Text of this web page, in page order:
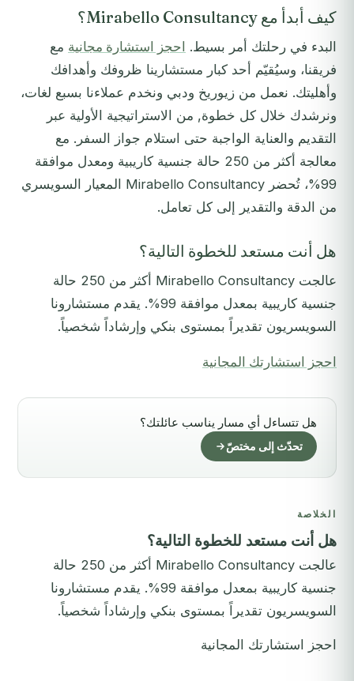
كيف أبدأ مع Mirabello Consultancy؟
البدء في رحلتك أمر بسيط. احجز استشارة مجانية مع
فريقنا، وسيُقيّم أحد كبار مستشارينا ظروفك وأهدافك
وأهليتك. نعمل من زيوريخ ودبي ونخدم عملاءنا بسبع لغات،
ونرشدك خلال كل خطوة, من الاستراتيجية الأولية عبر
التقديم والعناية الواجبة حتى استلام جواز السفر. مع
معالجة أكثر من 250 حالة جنسية كاريبية ومعدل موافقة
99%، تُحضر Mirabello Consultancy المعيار السويسري
من الدقة والتقدير إلى كل تعامل.
هل أنت مستعد للخطوة التالية؟
عالجت Mirabello Consultancy أكثر من 250 حالة
جنسية كاريبية بمعدل موافقة 99%. يقدم مستشارونا
السويسريون تقديراً بمستوى بنكي وإرشاداً شخصياً.
احجز استشارتك المجانية
هل تتساءل أي مسار يناسب عائلتك؟
تحدّث إلى مختصّ
الخلاصة
هل أنت مستعد للخطوة التالية؟
عالجت Mirabello Consultancy أكثر من 250 حالة
جنسية كاريبية بمعدل موافقة 99%. يقدم مستشارونا
السويسريون تقديراً بمستوى بنكي وإرشاداً شخصياً.
احجز استشارتك المجانية